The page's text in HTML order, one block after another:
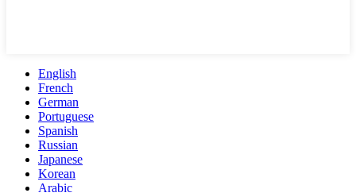
English
French
German
Portuguese
Spanish
Russian
Japanese
Korean
Arabic